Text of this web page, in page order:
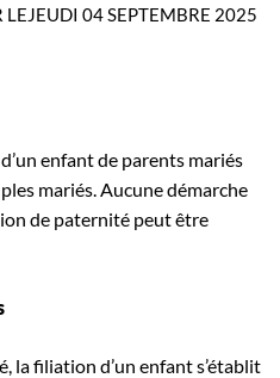
LEJEUDI 04 SEPTEMBRE 2025
enfant de parents mariés
mariés. Aucune démarche
de paternité peut être
la filiation d’un enfant s’établit